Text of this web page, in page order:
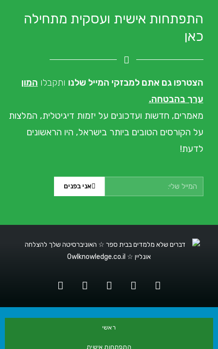
התפתחות אישית ועסקית מתחילה
כאן
הצטרפו גם אתם למבזקי המייל שלנו ותקבלו המון
ערך בהבטחה.
מאמרים, חדשות ועדכונים על יזמות דיגיטלית, המלצות
על הקורסים הטובים ביותר בישראל, היו הראשונים
לדעת!
אני בפנים
ראשי
התפתחות אישית